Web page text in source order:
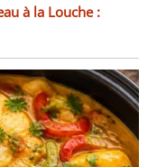
à la Louche :